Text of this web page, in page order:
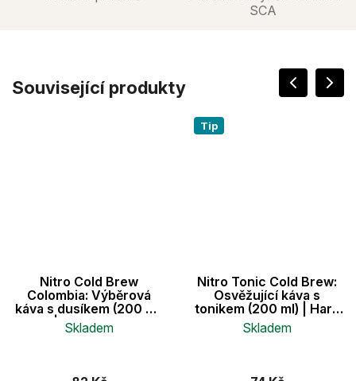
SCA
Související produkty
Nitro Cold Brew
Colombia: Výběrová
káva s dusíkem (200 ml)
| Bez cukru
Skladem
Tip
Nitro Tonic Cold Brew:
Osvěžující káva s
tonikem (200 ml) | Hard
Beans
Skladem